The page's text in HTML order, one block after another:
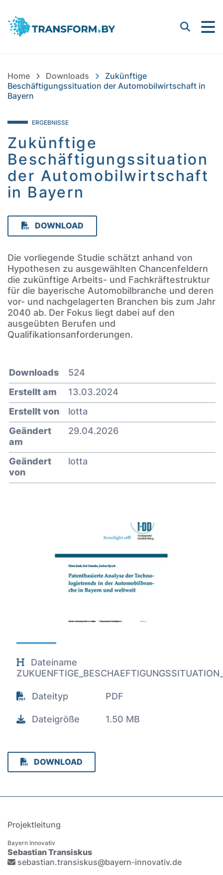
Bayern Innovativ GmbH
Suchen
Home Downloads
Zukünftige
Beschäftigungssituation der Automobilwirtschaft in
Bayern
ERGEBNISSE
Zukünftige
Beschäftigungssituation
der Automobilwirtschaft
in Bayern
DOWNLOAD
Die vorliegende Studie schätzt anhand von
Hypothesen zu ausgewählten Chancenfeldern
die zukünftige Arbeits- und Fachkräftestruktur
für die bayerische Automobilbranche und deren
vor- und nachgelagerten Branchen bis zum Jahr
2040 ab. Der Fokus liegt dabei auf den
ausgeübten Berufen und
Qualifikationsanforderungen.
Downloads
524
Erstellt am
13.03.2024
Erstellt von
lotta
Geändert
am
29.04.2026
Geändert
von
lotta
Dateiname
Dateityp PDF
Dateigröße 1.50 MB
DOWNLOAD
Projektleitung
Bayern Innovativ
Sebastian Transiskus
sebastian.transiskus@bayern-innovativ.de